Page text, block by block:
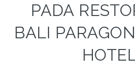
PADA
BALI